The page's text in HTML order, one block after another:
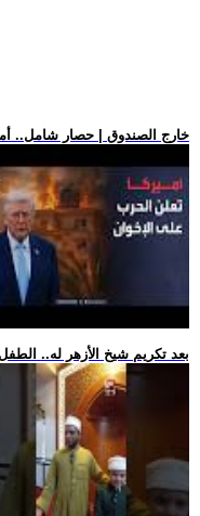
.. خارج الصندوق | حصار شامل..
.. بعد تكريم شيخ الأزهر له..